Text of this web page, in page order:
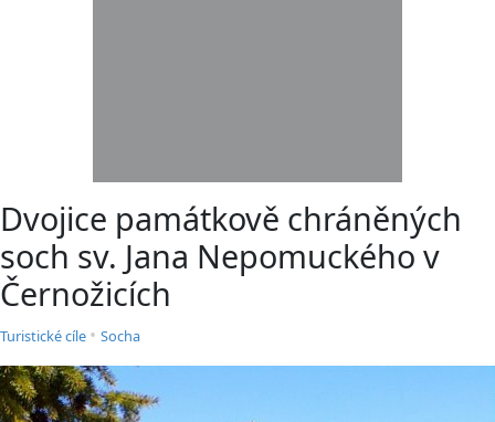
Dvojice památkově chráněných
soch sv. Jana Nepomuckého v
Černožicích
Turistické cíle • Socha